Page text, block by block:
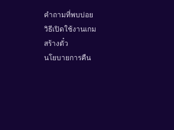
คำถามที่พบบ่อย
วิธีเปิดใช้งานเกม
สร้างตั๋ว
นโยบายการคืน